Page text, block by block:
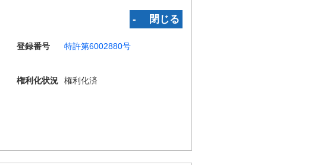
‐ 閉じる
登録番号
特許第6002880号
権利化状況
権利化済